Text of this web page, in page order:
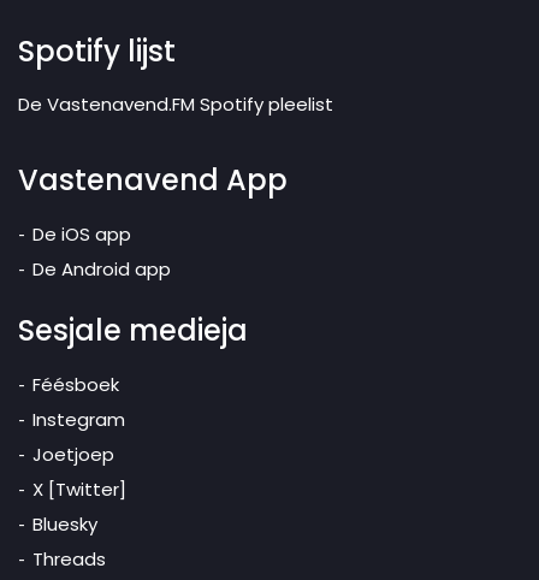
Spotify lijst
De Vastenavend.FM Spotify pleelist
Vastenavend App
De iOS app
De Android app
Sesjale medieja
Féésboek
Instegram
Joetjoep
X [Twitter]
Bluesky
Threads